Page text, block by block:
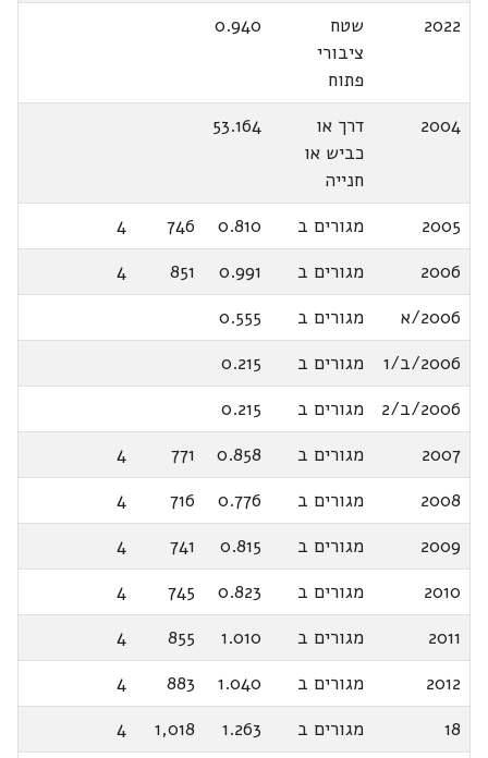
2022
שטח
ציבורי
פתוח
0.940
2004
דרך או
כביש או
חנייה
53.164
2005 מגורים ב 0.810
746
4
2006
מגורים ב 0.991
851
4
2006/א
מגורים ב
0.555
2006/ב/1
מגורים ב
0.215
2006/ב/2
מגורים ב
0.215
2007
מגורים ב 0.858
771
4
2008
מגורים ב 0.776
716
4
2009
מגורים ב 0.815
741
4
2010
מגורים ב 0.823
745
4
2011
מגורים ב 1.010
855
4
2012
מגורים ב 1.040
883
4
18
מגורים ב 1.263
1,018
4